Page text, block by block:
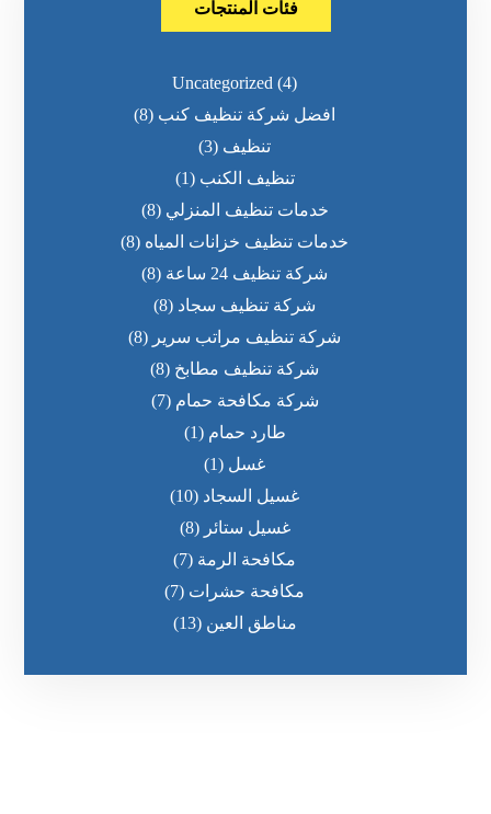
فئات المنتجات
Uncategorized (4)
افضل شركة تنظيف كنب (8)
تنظيف (3)
تنظيف الكنب (1)
خدمات تنظيف المنزلي (8)
خدمات تنظيف خزانات المياه (8)
شركة تنظيف 24 ساعة
(8)
شركة تنظيف سجاد (8)
شركة تنظيف مراتب سرير (8)
شركة تنظيف مطابخ (8)
شركة مكافحة حمام (7)
طارد حمام (1)
غسل (1)
غسيل السجاد (10)
غسيل ستائر (8)
مكافحة الرمة (7)
مكافحة حشرات (7)
مناطق العين (13)